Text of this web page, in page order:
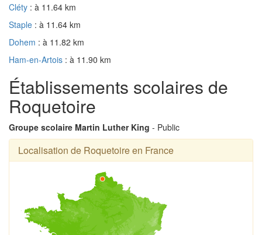
Cléty : à 11.64 km
Staple : à 11.64 km
Dohem : à 11.82 km
Ham-en-Artois : à 11.90 km
Établissements scolaires de
Roquetoire
Groupe scolaire Martin Luther King - Public
Localisation de Roquetoire en France